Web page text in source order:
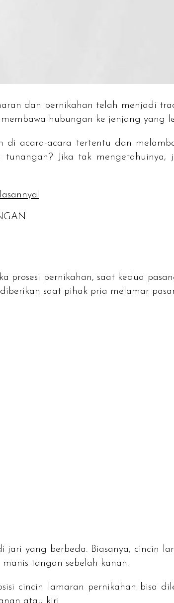
dan pernikahan telah menjadi
hubungan ke jenjang yang
di acara-acara tertentu dan
tunangan? Jika tak
prosesi pernikahan, saat kedua
saat pihak pria melamar
jari yang berbeda. Biasanya, cincin
tangan sebelah kanan.
cincin lamaran pernikahan bisa